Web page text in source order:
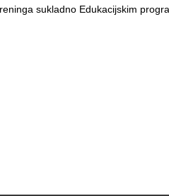
sukladno Edukacijskim